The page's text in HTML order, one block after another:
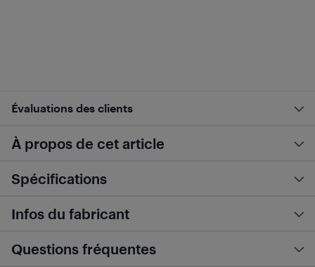
Évaluations des clients
À propos de cet article
Spécifications
Infos du fabricant
Questions fréquentes